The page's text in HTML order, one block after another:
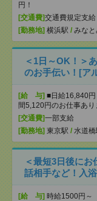
円！
[交通費]交通費規定支給
[勤務地] 横浜駅 / みな
＜1日～OK！＞
のお手伝い！[ア
[給 与] ■日給16,840
間5,120円のお仕事あり
[交通費]一部支給
[勤務地] 東京駅 / 水道橋
＜最短3日後に
話相手など！入
[給 与] 時給1500円～